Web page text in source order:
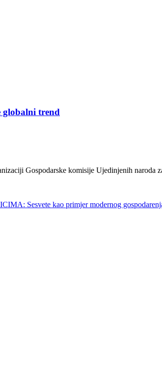
trend
Gospodarske komisije Ujedinjenih naroda
Sesvete kao primjer modernog